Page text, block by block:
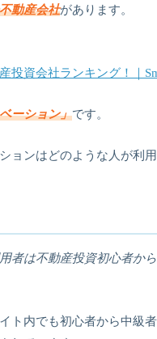
動産会社があります。
投資会社ランキング！｜
ーション」です。
ョンはどのような人が利
者は不動産投資初心者か
ト内でも初心者から中級